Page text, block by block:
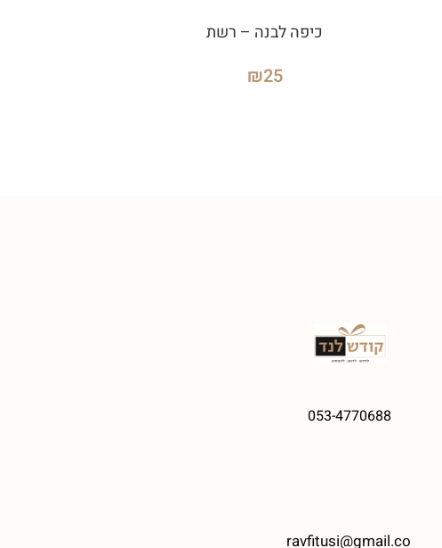
כיפה לבנה – רשת
₪25
053-4770688
ravfitusi@gmail.co